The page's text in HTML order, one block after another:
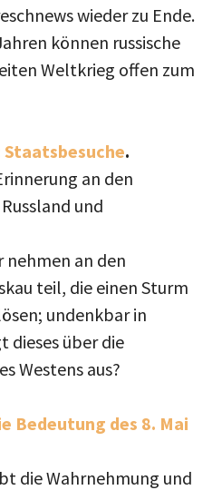
wieder zu Ende.
können russische
Weltkrieg offen zum
.
an den
und
nehmen an den
teil, die einen Sturm
undenkbar in
dieses über die
Westens aus?
Bedeutung des 8. Mai
die Wahrnehmung und